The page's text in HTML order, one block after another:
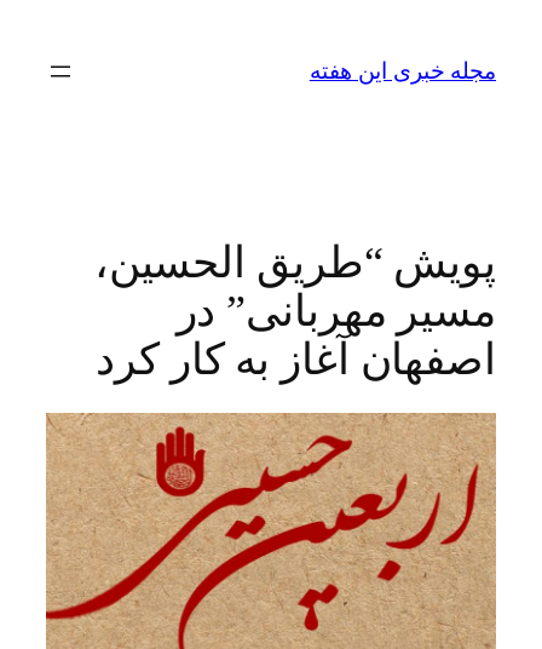
محتوا
مجله خبری این هفته
پویش “طریق الحسین،
مسیر مهربانی” در
اصفهان آغاز به کار کرد